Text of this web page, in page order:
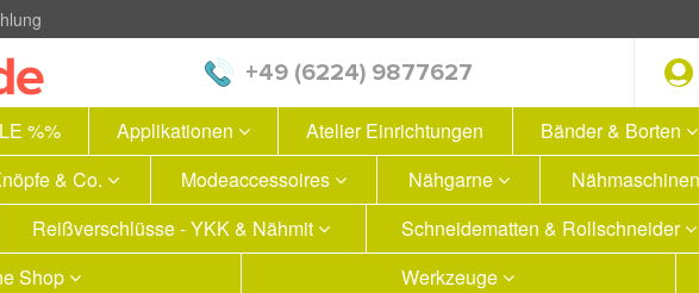
+49 (6224) 9877627
%% Applikationen Atelier Einrichtungen Bänder & Borten
& Co. Modeaccessoires Nähgarne
Reißverschlüsse - YKK & Nähmit Schneidematten & Rollschneider
Shop
Werkzeuge